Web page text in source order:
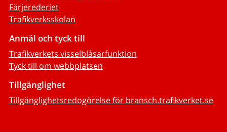
Färjerederiet
Trafikverksskolan
Anmäl och tyck till
Trafikverkets visselblåsarfunktion
Tyck till om webbplatsen
Tillgänglighet
Tillgänglighetsredogörelse för bransch.trafikverket.se